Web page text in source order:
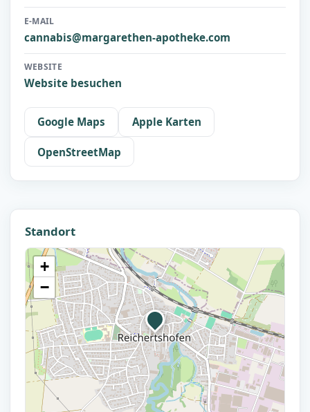
E-MAIL
cannabis@margarethen-apotheke.com
WEBSITE
Website besuchen
Google Maps Apple Karten
OpenStreetMap
Standort
+
−